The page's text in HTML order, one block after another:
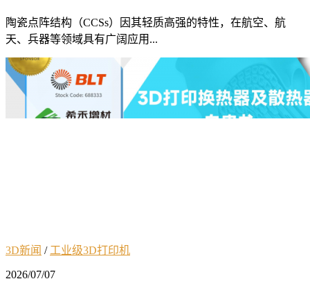
陶瓷点阵结构（CCSs）因其轻质高强的特性，在航空、航
天、兵器等领域具有广阔应用...
3D新闻 / 工业级3D打印机
2026/07/07